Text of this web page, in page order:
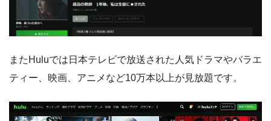
またHuluでは日本テレビで放送された人気ドラマやバラエ
ティー、映画、アニメなど10万本以上が見放題です。